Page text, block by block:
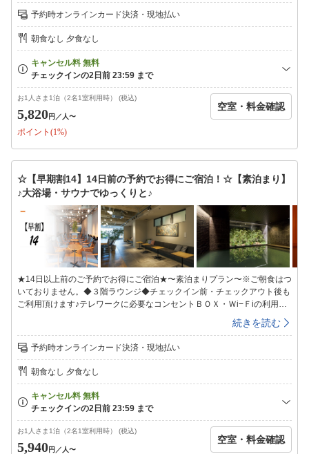
近くに配置された水風呂は、チラー付の温度管理装置により温めた身体を
しっかりクールダウンすることができます。【温泉会場】地下１階【入浴
時間】15：00〜翌朝9：00※ＡＭ1：00〜ＡＭ5：00までご利用休止とな
ります。【湯質】塩化物湯【効能】冷え症、腰痛、疲労回復、肩のこり、
神経痛、リウマチ、痔、荒れ性、あせも、しっしん、にきび、しもやけ、
あかぎれ、ひび、うちみ、くじき【タオル類】温泉会場にタオルの準備は
ございません。お部屋のタオルをお持ち頂きご利用ください。■全室禁煙
■（喫煙スペースあり）※火を使わない喫煙器具類も室内及び禁煙スペー
スでのご使用をお控え下さい。またご使用された場合はクリーニング代が
発生致しますのでご了承お願い致します。■エキストラベッド等のご用意
はございません■未就学児のお子様連れの場合、添い寝となります。（添
入下さい。カーナビをご利用の方は、024-932-9980で検索をお願い致し
ます。（道案内やお問い合せはホテル024-932-3232へお電話ください)
予約時オンラインカード決済・現地払い
朝食なし 夕食なし
お1人さま1泊（2名1室利用時） (税込)
5,820円 ／人〜
ポイント(1%)
空室・料金確認
☆【早期割14】14日前の予約でお得にご宿泊！☆【素泊まり】
♪大浴場・サウナでゆっくりと♪
★14日以上前のご予約でお得にご宿泊★〜素泊まりプラン〜※ご朝食はつ
いておりません。◆３階ラウンジ◆チェックイン前・チェックアウト後も
ご利用頂けます♪テレワークに必要なコンセントＢＯＸ・Ｗi−Ｆiの利用可
能で快適。◆大浴場◆ヒーリング音楽が流れる癒しの空間で、人工温泉と
組み合わせることで疲れを芯からほぐせるドライサウナを設置。サウナ室
近くに配置された水風呂は、チラー付の温度管理装置により温めた身体を
しっかりクールダウンすることができます。【温泉会場】地下１階【入浴
時間】15：00〜翌朝9：00※ＡＭ1：00〜ＡＭ5：00までご利用休止とな
ります。【湯質】塩化物湯【効能】冷え症、腰痛、疲労回復、肩のこり、
神経痛、リウマチ、痔、荒れ性、あせも、しっしん、にきび、しもやけ、
あかぎれ、ひび、うちみ、くじき【タオル類】温泉会場にタオルの準備は
ございません。お部屋のタオルをお持ち頂きご利用ください。■全室禁煙
■（喫煙スペースあり）※火を使わない喫煙器具類も室内及び禁煙スペー
スでのご使用をお控え下さい。またご使用された場合はクリーニング代が
続きを読む
予約時オンラインカード決済・現地払い
朝食なし 夕食なし
お1人さま1泊（2名1室利用時） (税込)
5,940円 ／人〜
空室・料金確認